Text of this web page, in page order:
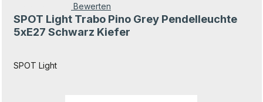
Durchschnittliche Bewertung von 0 von 5 Sternen
Bewerten
SPOT Light Trabo Pino Grey Pendelleuchte
5xE27 Schwarz Kiefer
SPOT Light